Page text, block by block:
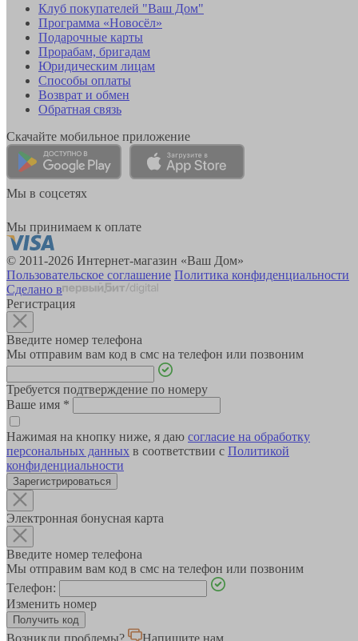
Клуб покупателей "Ваш Дом"
Программа «Новосёл»
Подарочные карты
Прорабам, бригадам
Юридическим лицам
Способы оплаты
Возврат и обмен
Обратная связь
Скачайте мобильное приложение
Мы в соцсетях
Мы принимаем к оплате
© 2011-2026 Интернет-магазин «Ваш Дом»
Пользовательское соглашение Политика конфиденциальности
Сделано в
Регистрация
Введите номер телефона
Мы отправим вам код в смс на телефон или позвоним
Требуется подтверждение по номеру
Ваше имя *
Нажимая на кнопку ниже, я даю согласие на обработку
персональных данных в соответствии с Политикой
конфиденциальности
Зарегистрироваться
Электронная бонусная карта
Введите номер телефона
Мы отправим вам код в смс на телефон или позвоним
Телефон:
Изменить номер